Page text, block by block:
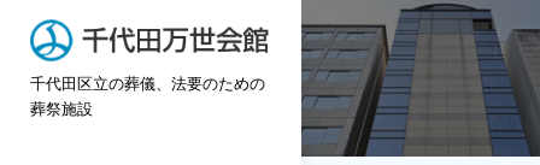
Skip
content
千代田区立の葬儀、法要のための
葬祭施設